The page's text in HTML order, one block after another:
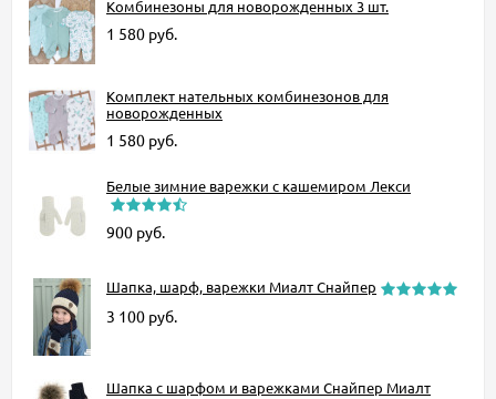
Комбинезоны для новорожденных 3 шт.
1 580 руб.
Комплект нательных комбинезонов для
новорожденных
1 580 руб.
Белые зимние варежки с кашемиром Лекси
900 руб.
Шапка, шарф, варежки Миалт Снайпер
3 100 руб.
Шапка с шарфом и варежками Снайпер Миалт